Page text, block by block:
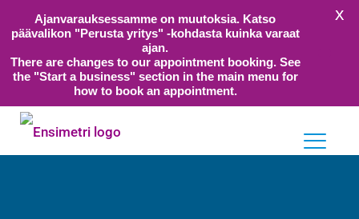
Ajanvarauksessamme on muutoksia. Katso
päävalikon "Perusta yritys" -kohdasta kuinka varaat
ajan.
There are changes to our appointment booking. See
the "Start a business" section in the main menu for
how to book an appointment.
X